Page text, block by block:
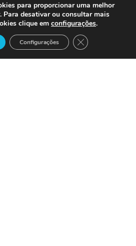
para proporcionar uma melhor
Para desativar ou consultar mais
clique em configurações.
Configurações Close GDPR